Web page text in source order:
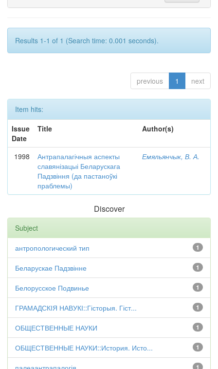
Results 1-1 of 1 (Search time: 0.001 seconds).
previous 1 next
Item hits:
Issue
Date
Title Author(s)
1998
Антрапалагічныя аспекты
славянізацыі Беларускага
Падзвіння (да пастаноўкі
праблемы)
Емяльянчык, В. А.
Discover
Subject
1
антропологический тип
1
Беларускае Падзвінне
1
Белорусское Подвинье
1
ГРАМАДСКІЯ НАВУКІ::Гісторыя. Гіст...
1
ОБЩЕСТВЕННЫЕ НАУКИ
1
ОБЩЕСТВЕННЫЕ НАУКИ::История. Исто...
1